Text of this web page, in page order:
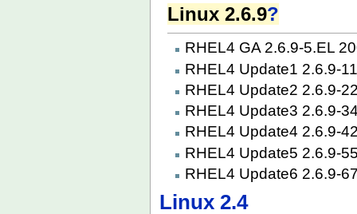
Linux 2.6.9?
RHEL4 GA 2.6.9-5.EL
RHEL4 Update1 2.6.9-
RHEL4 Update2 2.6.9-
RHEL4 Update3 2.6.9-
RHEL4 Update4 2.6.9-
RHEL4 Update5 2.6.9-
RHEL4 Update6 2.6.9-
Linux 2.4